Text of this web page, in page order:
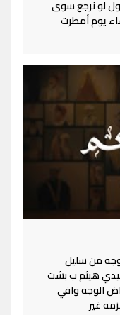
لو نرجع سوى
يوم أمطرت
من سليل
هيثم ب بشت
الوجه وافي
غير